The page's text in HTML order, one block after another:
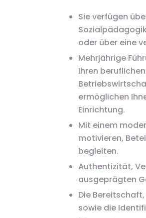
Sie verfügen
oder über eine
Mehrjährige
Ihren
ermöglichen
Einrichtung.
Mit einem
motivieren,
begleiten.
Authentizität,
ausgeprägten
Die
sowie die